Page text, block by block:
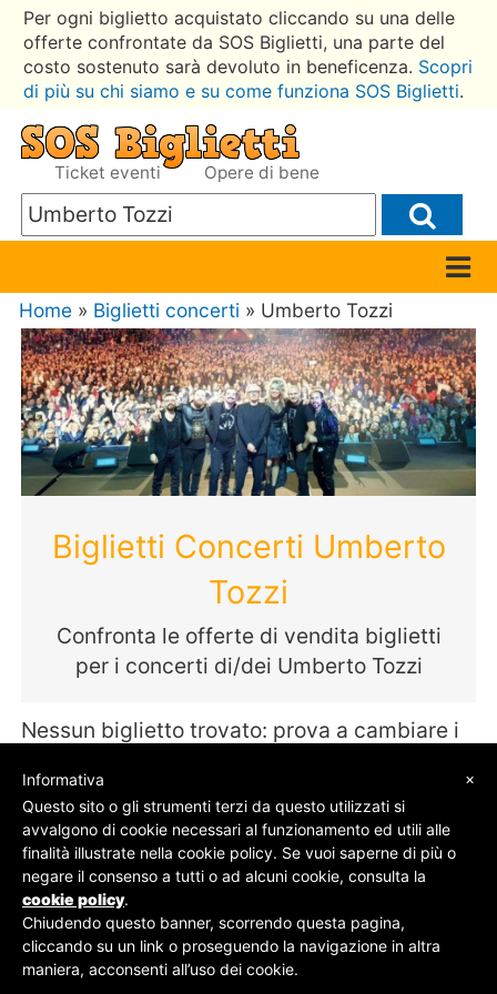
Per ogni biglietto acquistato cliccando su una delle
offerte confrontate da SOS Biglietti, una parte del
costo sostenuto sarà devoluto in beneficenza. Scopri
di più su chi siamo e su come funziona SOS Biglietti.
Ticket eventi Opere di bene
Home » Biglietti concerti » Umberto Tozzi
Biglietti Concerti Umberto
Tozzi
Confronta le offerte di vendita biglietti
per i concerti di/dei Umberto Tozzi
Nessun biglietto trovato: prova a cambiare i
© SOS Biglietti - P.Iva 09162100961 -Chi Siamo
Contatti-Privacy Policy
×
Informativa
Questo sito o gli strumenti terzi da questo utilizzati si
avvalgono di cookie necessari al funzionamento ed utili alle
finalità illustrate nella cookie policy. Se vuoi saperne di più o
negare il consenso a tutti o ad alcuni cookie, consulta la
cookie policy.
Chiudendo questo banner, scorrendo questa pagina,
cliccando su un link o proseguendo la navigazione in altra
maniera, acconsenti all’uso dei cookie.